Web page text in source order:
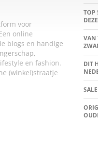
voor
online
blogs en handige
en fashion.
(winkel)straatje
TOP
VAN
DIT